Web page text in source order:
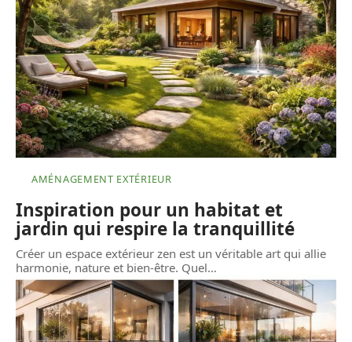
AMÉNAGEMENT EXTÉRIEUR
Inspiration pour un habitat et
jardin qui respire la tranquillité
Créer un espace extérieur zen est un véritable art qui allie
harmonie, nature et bien-être. Quel…